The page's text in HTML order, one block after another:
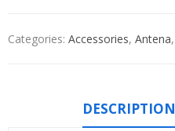
Categories: Accessories, Antena,
DESCRIPTION